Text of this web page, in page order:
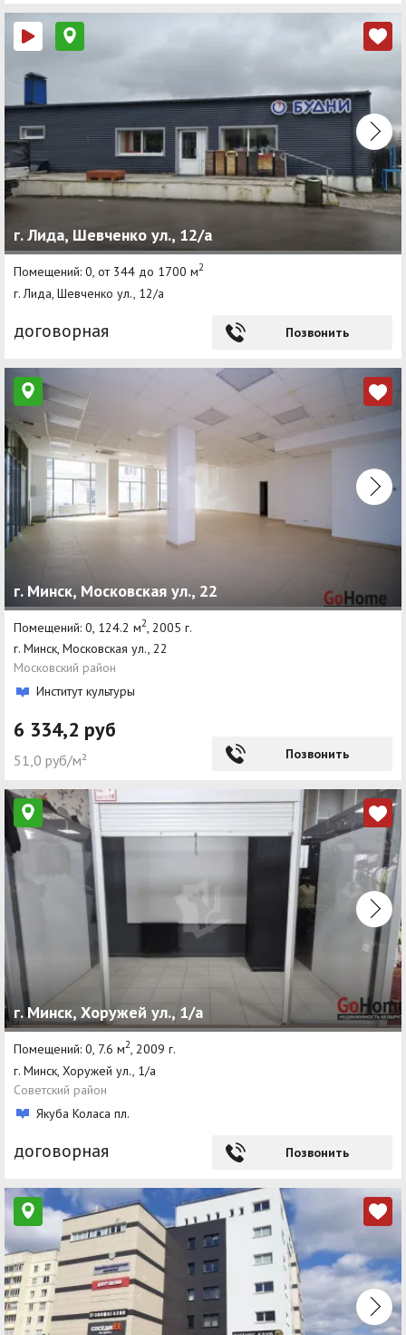
г. Лида, Шевченко ул., 12/а
Помещений: 0, от 344 до 1700 м2
г. Лида, Шевченко ул., 12/а
договорная Позвонить
г. Минск, Московская ул., 22
Помещений: 0, 124.2 м2 , 2005 г.
г. Минск, Московская ул., 22
Московский район
Институт культуры
6 334,2 руб
51,0 руб/м² Позвонить
г. Минск, Хоружей ул., 1/а
Помещений: 0, 7.6 м2, 2009 г.
г. Минск, Хоружей ул., 1/а
Советский район
Якуба Коласа пл.
договорная Позвонить